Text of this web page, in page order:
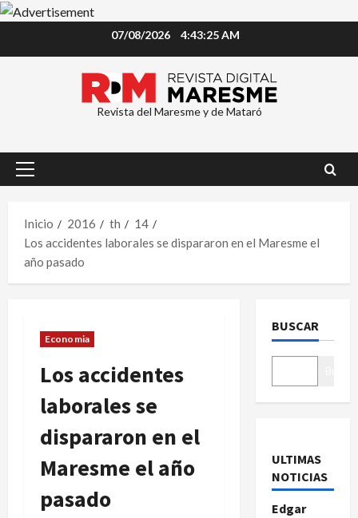
07/08/2026 4:43:26 AM
Revista del Maresme y de Mataró
Menú
Inicio
2016 th
14
Los accidentes laborales se dispararon en el Maresme el
año pasado
Economia
Los accidentes
laborales se
dispararon en el
Maresme el año
pasado
BUSCAR
ULTIMAS
NOTICIAS
Edgar